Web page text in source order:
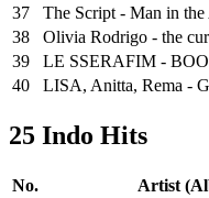
37
The Script - Man in the
38
Olivia Rodrigo - the
39
LE SSERAFIM -
40
LISA, Anitta, Rema -
25 Indo Hits
No.
Artist